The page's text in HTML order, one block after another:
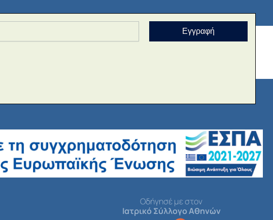
Εγγραφή
Οδήγησέ με στον
Ιατρικό Σύλλογο Αθηνών